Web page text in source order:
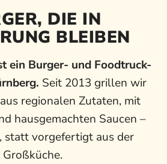
DIE IN
BLEIBEN
ein Burger- und Foodtruck-
Seit 2013 grillen wir
regionalen Zutaten, mit
hausgemachten Saucen –
statt vorgefertigt aus der
Großküche.